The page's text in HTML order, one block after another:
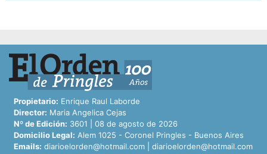
Propietario: Enrique Raul Laborde
Director: Maria Angelica Cejas
Nº de Edición: 3601 | 08 de agosto de 2026
Domicilio Legal: Alem 1025 - Coronel Pringles - Buenos Aires
Emails: diarioelorden@hotmail.com
diarioelorden@hotmail.com